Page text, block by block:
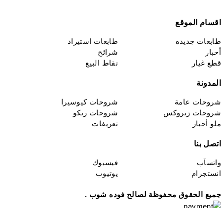
الموقع
جديده
طابعات استيراد
شرائح
غيار
نقاط البيع
عامة
شروحات كيوسيرا
زيروكس
شروحات ريكو
أحبار
تعريفات
بنا
فيسبوك
يوتيوب
الحقوق محفوظة لصالح فوده شوب .